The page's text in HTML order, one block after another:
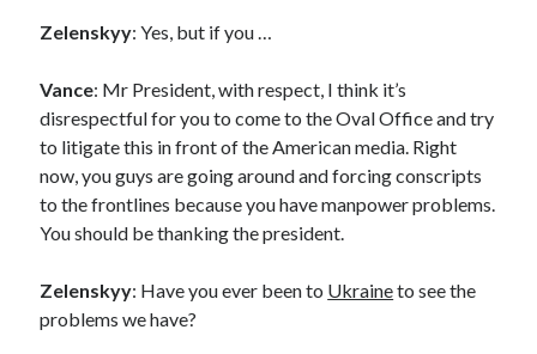
Zelenskyy: Yes, but if you …
Vance: Mr President, with respect, I think it’s
disrespectful for you to come to the Oval Office and try
to litigate this in front of the American media. Right
now, you guys are going around and forcing conscripts
to the frontlines because you have manpower problems.
You should be thanking the president.
Zelenskyy: Have you ever been to Ukraineto see the
problems we have?